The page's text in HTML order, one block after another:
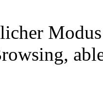
Modus